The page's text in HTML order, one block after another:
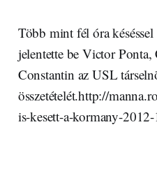
Több mint fél óra
jelentette be Victor
Constantin az USL
összetételét.http://
is-kesett-a-kormany-